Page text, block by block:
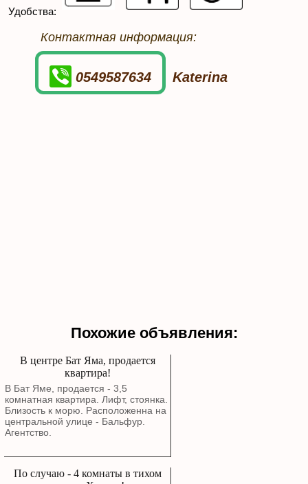
Удобства:
Контактная информация:
0549587634 Katerina
Похожие объявления:
В центре Бат Яма, продается
квартира!
В Бат Яме, продается - 3,5
комнатная квартира. Лифт, стоянка.
Близость к морю. Расположенна на
центральной улице - Бальфур.
Агентство.
По случаю - 4 комнаты в тихом